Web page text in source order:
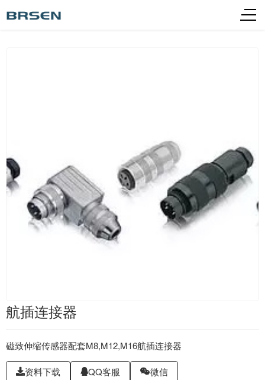
航插连接器
磁致伸缩传感器配套M8,M12,M16航插连接器
资料下载 QQ客服 微信